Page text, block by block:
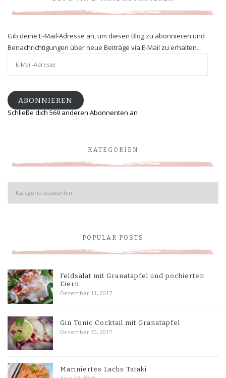
Gib deine E-Mail-Adresse an, um diesen Blog zu abonnieren und
Benachrichtigungen über neue Beiträge via E-Mail zu erhalten.
ABONNIEREN
Schließe dich 569 anderen Abonnenten an
KATEGORIEN
Kategorien
POPULAR POSTS
Feldsalat mit Granatapfel und pochierten
Eiern
Dezember 11, 2017
Gin Tonic Cocktail mit Granatapfel
Dezember 30, 2017
Mariniertes Lachs Tataki